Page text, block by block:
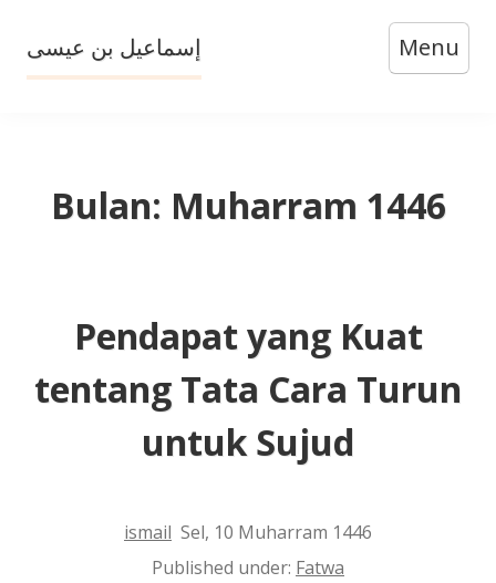
content
إسماعيل بن عيسى Menu
Bulan: Muharram 1446
Pendapat yang Kuat
tentang Tata Cara Turun
untuk Sujud
ismail Sel, 10 Muharram 1446
Published under: Fatwa